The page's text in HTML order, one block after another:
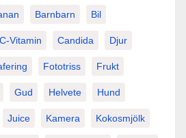
Barnbarn Bil
C-Vitamin Candida Djur
Fototriss Frukt
Gud Helvete Hund
Juice Kamera Kokosmjölk